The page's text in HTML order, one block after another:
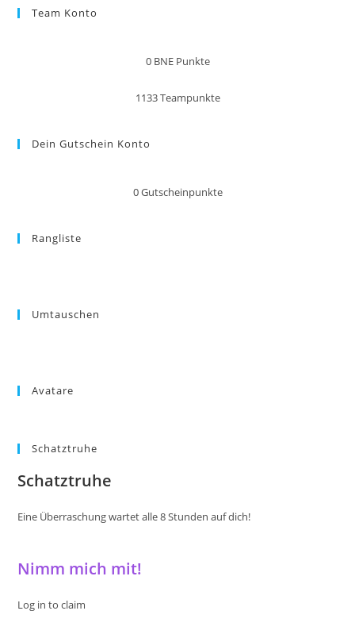
Team Konto
0 BNE Punkte
1133Teampunkte
Dein Gutschein Konto
0Gutscheinpunkte
Rangliste
Umtauschen
Avatare
Schatztruhe
Schatztruhe
Eine Überraschung wartet alle 8 Stunden auf dich!
Nimm mich mit!
Log in to claim